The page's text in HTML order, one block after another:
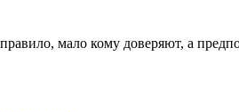
мало кому доверяют, а